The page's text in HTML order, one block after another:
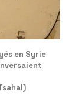
en Syrie